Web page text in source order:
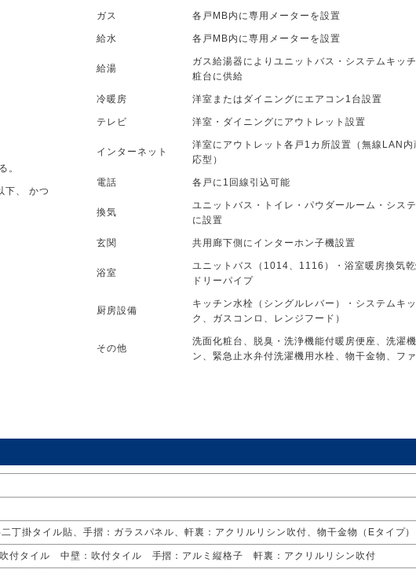
。
下、 かつ
ガス 各戸MB内に専用メーターを設置
給水 各戸MB内に専用メーターを設置
給湯
ガス給湯器によりユニットバス・システムキッ
粧台に供給
冷暖房 洋室またはダイニングにエアコン1台設置
テレビ 洋室・ダイニングにアウトレット設置
インターネット
洋室にアウトレット各戸1カ所設置（無線LAN
応型）
電話 各戸に1回線引込可能
換気
ユニットバス・トイレ・パウダールーム・シス
に設置
玄関 共用廊下側にインターホン子機設置
浴室
ユニットバス（1014、1116）・浴室暖房換気乾
ドリーパイプ
厨房設備
キッチン水栓（シングルレバー）・システムキ
ク、ガスコンロ、レンジフード）
その他
洗面化粧台、脱臭・洗浄機能付暖房便座、洗濯
ン、緊急止水弁付洗濯機用水栓、物干金物、フ
掛タイル貼、手摺：ガラスパネル、軒裏：アクリルリシン吹付、物干金物（Eタイプ）
付タイル 中壁：吹付タイル 手摺：アルミ縦格子 軒裏：アクリルリシン吹付